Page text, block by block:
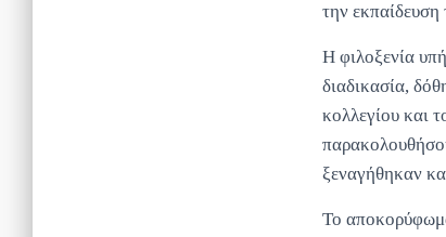
την
Η φιλοξενία
διαδικασία,
κολλεγίου και
ξεναγήθηκαν
Το